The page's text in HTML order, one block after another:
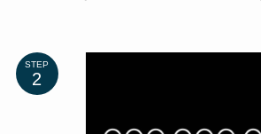
STEP